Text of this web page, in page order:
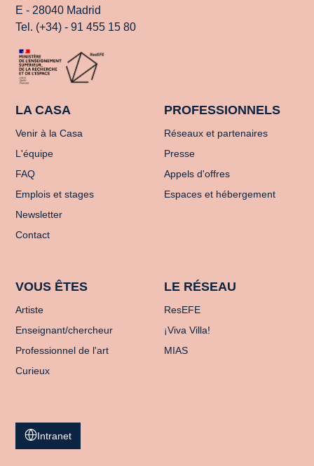
E - 28040 Madrid
Tel. (+34) - 91 455 15 80
LA CASA
Venir à la Casa
L'équipe
FAQ
Emplois et stages
Newsletter
Contact
PROFESSIONNELS
Réseaux et partenaires
Presse
Appels d'offres
Espaces et hébergement
VOUS ÊTES
Artiste
Enseignant/chercheur
Professionnel de l'art
Curieux
LE RÉSEAU
ResEFE
¡Viva Villa!
MIAS
Intranet